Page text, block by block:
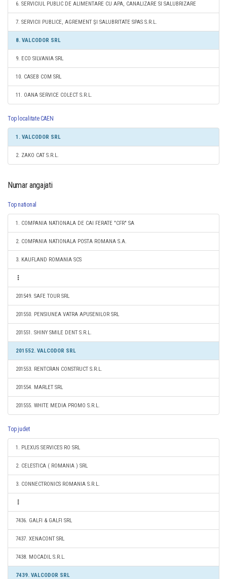
6. SERVICIUL PUBLIC DE ALIMENTARE CU APA, CANALIZARE SI SALUBRIZARE
7. SERVICII PUBLICE, AGREMENT ŞI SALUBRITATE SPAS S.R.L.
8. VALCODOR SRL
9. ECO SILVANIA SRL
10. CASEB COM SRL
11. OANA SERVICE COLECT S.R.L.
Top localitate CAEN
1. VALCODOR SRL
2. ZAKO CAT S.R.L.
Numar angajati
Top national
1. COMPANIA NATIONALA DE CAI FERATE "CFR" SA
2. COMPANIA NATIONALA POSTA ROMANA S.A.
3. KAUFLAND ROMANIA SCS
201549. SAFE TOUR SRL
201550. PENSIUNEA VATRA APUSENILOR SRL
201551. SHINY SMILE DENT S.R.L.
201552. VALCODOR SRL
201553. RENTCRAN CONSTRUCT S.R.L.
201554. MARLET SRL
201555. WHITE MEDIA PROMO S.R.L.
Top judet
1. PLEXUS SERVICES RO SRL
2. CELESTICA ( ROMANIA ) SRL
3. CONNECTRONICS ROMANIA S.R.L.
7436. GALFI & GALFI SRL
7437. XENACONT SRL
7438. MOCADIL S.R.L.
7439. VALCODOR SRL